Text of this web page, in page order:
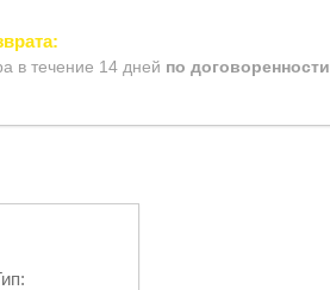
в течение 14 дней по договоренности